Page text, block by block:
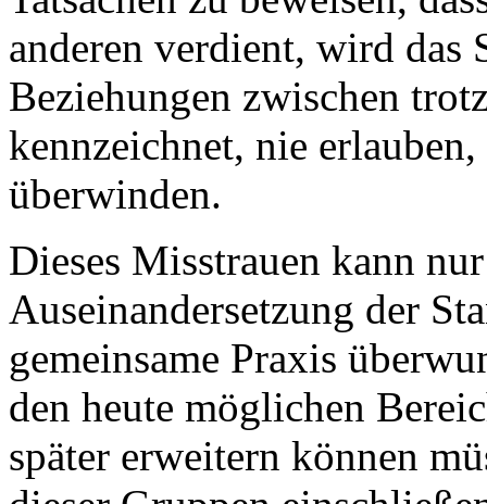
anderen verdient, wird das
Beziehungen zwischen
kennzeichnet, nie
überwinden.
Dieses Misstrauen kann
Auseinandersetzung der
gemeinsame Praxis
den heute möglichen
später erweitern können